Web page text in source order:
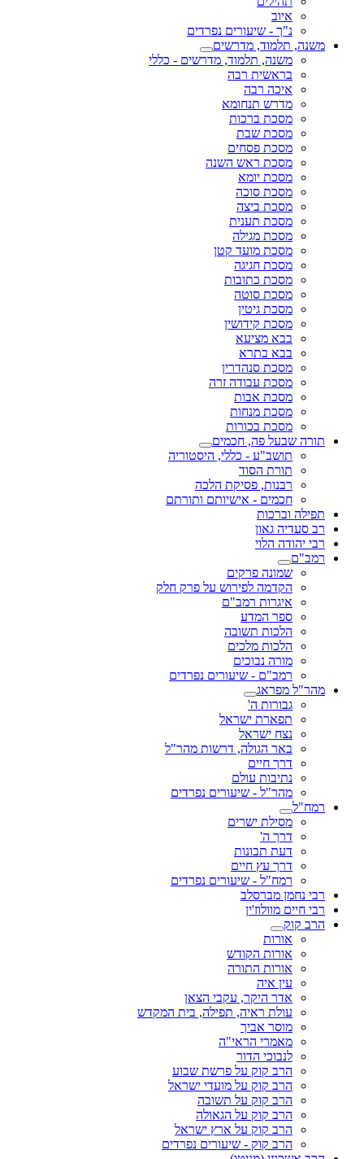
איוב
נ"ך - שיעורים נפרדים
משנה, תלמוד, מדרשים
משנה, תלמוד, מדרשים - כללי
בראשית רבה
איכה רבה
מדרש תנחומא
מסכת ברכות
מסכת שבת
מסכת פסחים
מסכת ראש השנה
מסכת יומא
מסכת סוכה
מסכת ביצה
מסכת תענית
מסכת מגילה
מסכת מועד קטן
מסכת חגיגה
מסכת כתובות
מסכת סוטה
מסכת גיטין
מסכת קידושין
בבא מציעא
בבא בתרא
מסכת סנהדרין
מסכת עבודה זרה
מסכת אבות
מסכת מנחות
מסכת בכורות
תורה שבעל פה, חכמים
תושב"ע - כללי, היסטוריה
תורת הסוד
רבנות, פסיקת הלכה
חכמים - אישיותם ותורתם
תפילה וברכות
רב סעדיה גאון
רבי יהודה הלוי
רמב"ם
שמונה פרקים
הקדמה לפירוש על פרק חלק
איגרות רמב"ם
ספר המדע
הלכות תשובה
הלכות מלכים
מורה נבוכים
רמב"ם - שיעורים נפרדים
מהר"ל מפראג
גבורות ה'
תפארת ישראל
נצח ישראל
באר הגולה, דרשות מהר"ל
דרך חיים
נתיבות עולם
מהר"ל - שיעורים נפרדים
רמח"ל
מסילת ישרים
דרך ה'
דעת תבונות
דרך עץ חיים
רמח"ל - שיעורים נפרדים
רבי נחמן מברסלב
רבי חיים מוולוז'ין
הרב קוק
אורות
אורות הקודש
אורות התורה
עין איה
אדר היקר, עקבי הצאן
עולת ראיה, תפילה, בית המקדש
מוסר אביך
מאמרי הראי"ה
לנבוכי הדור
הרב קוק על פרשת שבוע
הרב קוק על מועדי ישראל
הרב קוק על תשובה
הרב קוק על הגאולה
הרב קוק על ארץ ישראל
הרב קוק - שיעורים נפרדים